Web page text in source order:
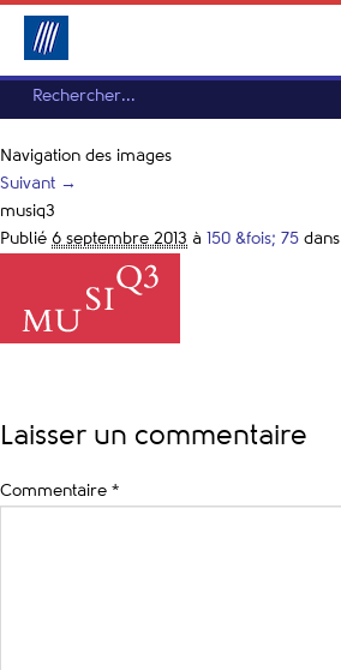
Navigation des images
Suivant →
musiq3
Publié 6 septembre 2013 à 150 &fois; 75 dans
Laisser un commentaire
Commentaire *